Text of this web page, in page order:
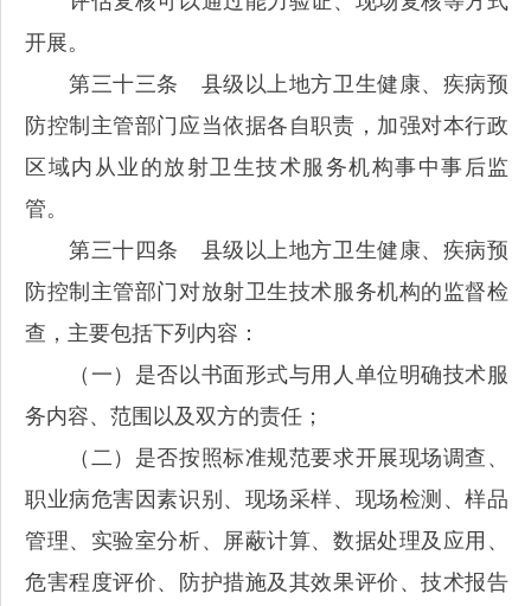
开展。
第三十三条 县级以上地方卫生健康、疾病预
防控制主管部门应当依据各自职责，加强对本行政
区域内从业的放射卫生技术服务机构事中事后监
管。
第三十四条 县级以上地方卫生健康、疾病预
防控制主管部门对放射卫生技术服务机构的监督检
查，主要包括下列内容：
（一）是否以书面形式与用人单位明确技术服
务内容、范围以及双方的责任；
（二）是否按照标准规范要求开展现场调查、
职业病危害因素识别、现场采样、现场检测、样品
管理、实验室分析、屏蔽计算、数据处理及应用、
危害程度评价、防护措施及其效果评价、技术报告